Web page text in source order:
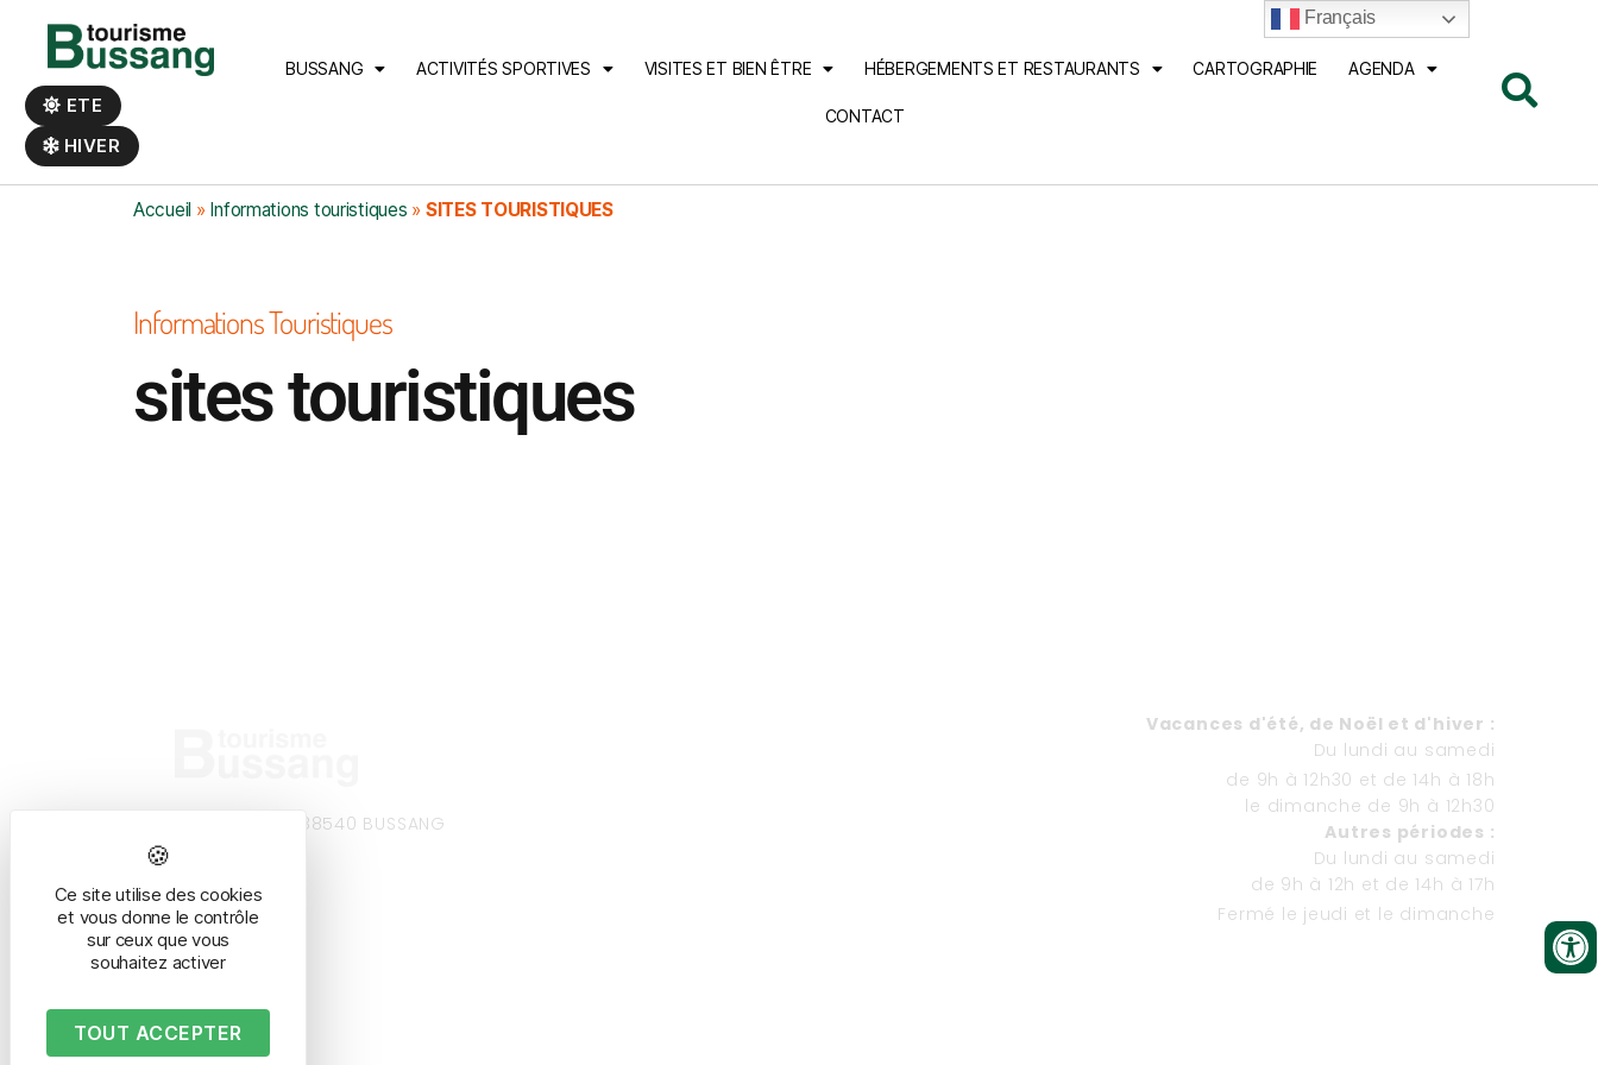
ETE
HIVER
BUSSANG ACTIVITÉS SPORTIVES VISITES ET BIEN ÊTRE HÉBERGEMENTS ET RESTAURANTS CARTOGRAPHIE AGENDA
CONTACT
Accueil » Informations touristiques » SITES TOURISTIQUES
Informations Touristiques
sites touristiques
8 avenue de la gare – 88540 BUSSANG
Vacances d'été, de Noël et d'hiver :
Du lundi au samedi
de 9h à 12h30 et de 14h à 18h
le dimanche de 9h à 12h30
Autres périodes :
Du lundi au samedi
de 9h à 12h et de 14h à 17h
Fermé le jeudi et le dimanche
Français
Ce site utilise des cookies
et vous donne le contrôle
sur ceux que vous
souhaitez activer
TOUT ACCEPTER